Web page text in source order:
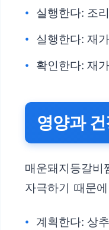
실행한다: 조
실행한다: 재
확인한다: 재
영양과
매운돼지등갈
자극하기 때문
계획한다: 상